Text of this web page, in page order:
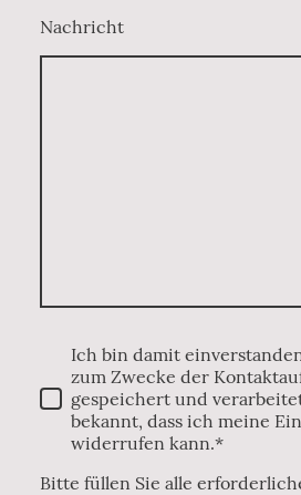
Nachricht
Ich bin damit
zum Zwecke der
gespeichert und
bekannt, dass ich meine
widerrufen kann.*
Bitte füllen Sie alle